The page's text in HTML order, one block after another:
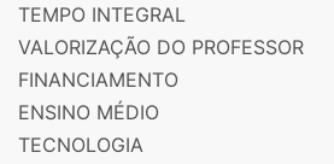
TEMPO INTEGRAL
VALORIZAÇÃO DO PROFESSOR
FINANCIAMENTO
ENSINO MÉDIO
TECNOLOGIA